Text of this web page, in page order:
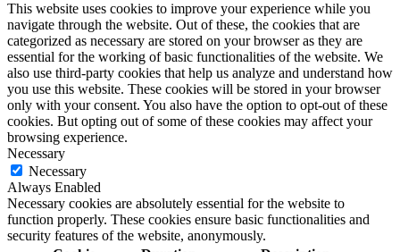
This website uses cookies to improve your experience while you
navigate through the website. Out of these, the cookies that are
categorized as necessary are stored on your browser as they are
essential for the working of basic functionalities of the website. We
also use third-party cookies that help us analyze and understand how
you use this website. These cookies will be stored in your browser
only with your consent. You also have the option to opt-out of these
cookies. But opting out of some of these cookies may affect your
browsing experience.
Necessary
Necessary
Always Enabled
Necessary cookies are absolutely essential for the website to
function properly. These cookies ensure basic functionalities and
security features of the website, anonymously.